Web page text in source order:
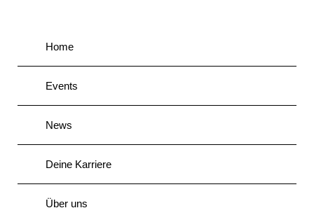
Home
Events
News
Deine Karriere
Über uns